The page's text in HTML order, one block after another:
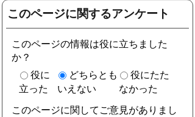
このページに関するアンケート
このページの情報は役に立ちました
か？
役に
立った
どちらとも
いえない
役にたた
なかった
このページに関してご意見がありまし